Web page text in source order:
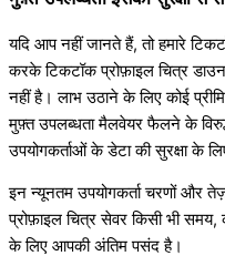
यदि आप नहीं जानते हैं, तो हमारे
करके टिकटॉक प्रोफ़ाइल चित्र
नहीं है। लाभ उठाने के लिए कोई
मुफ़्त उपलब्धता मैलवेयर फैलने के
उपयोगकर्ताओं के डेटा की सुरक्षा के
इन न्यूनतम उपयोगकर्ता चरणों और
प्रोफ़ाइल चित्र सेवर किसी भी
के लिए आपकी अंतिम पसंद है।